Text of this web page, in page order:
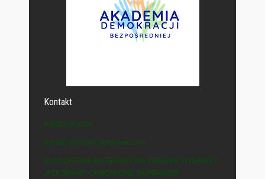
Kontakt
Polska-IE.com
e-mail: info (at) polska-ie.com
© WSZYSTKIE MATERIAŁY NA STRONIE WYDAWCY
„POLSKA-IE” CHRONIONE SĄ PRAWEM